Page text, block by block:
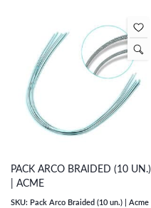
PACK ARCO BRAIDED (10 UN.)
| ACME
SKU: Pack Arco Braided (10 un.) | Acme